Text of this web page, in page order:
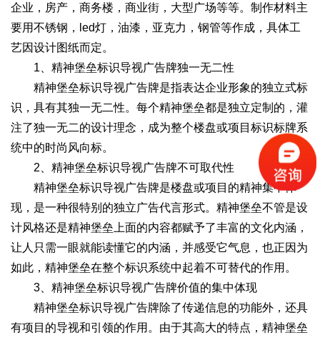
企业，房产，商务楼，商业街，大型广场等等。制作材料主
要用不锈钢，led灯，油漆，亚克力，钢管等作成，具体工
艺因设计图纸而定。
1、精神堡垒标识导视广告牌独一无二性
精神堡垒标识导视广告牌是指表达企业形象的独立式标
识，具有其独一无二性。每个精神堡垒都是独立定制的，灌
注了独一无二的设计理念，成为整个楼盘或项目标识标牌系
统中的时尚风向标。
2、精神堡垒标识导视广告牌不可取代性
精神堡垒标识导视广告牌是楼盘或项目的精神集中体
现，是一种很特别的独立广告代言形式。精神堡垒不管是设
计风格还是精神堡垒上面的内容都赋予了丰富的文化内涵，
让人只需一眼就能读懂它的内涵，并感受它气息，也正因为
如此，精神堡垒在整个标识系统中起着不可替代的作用。
3、精神堡垒标识导视广告牌价值的集中体现
精神堡垒标识导视广告牌除了传递信息的功能外，还具
有项目的导视和引领的作用。由于其高大的特点，精神堡垒